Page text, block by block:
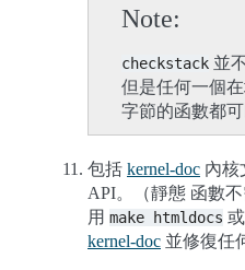
Note
checkstack 並
但是任何一個
字節的函數都可
包括 kernel-doc 內核
API。（靜態 函數
用 make htmldocs 或
kernel-doc 並修復任